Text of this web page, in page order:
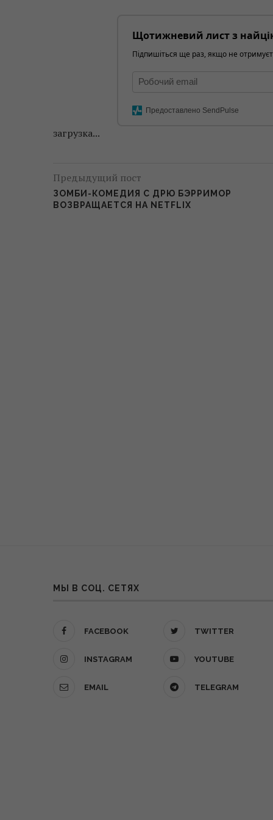
Щотижневий лист з
Підпишіться ще раз, якщо не
Предоставлено SendPulse
загрузка...
Предыдущий пост
ЗОМБИ-КОМЕДИЯ С ДРЮ БЭРРИМОР
ВОЗВРАЩАЕТСЯ НА NETFLIX
МЫ В СОЦ. СЕТЯХ
FACEBOOK TWITTER
INSTAGRAM YOUTUBE
EMAIL TELEGRAM